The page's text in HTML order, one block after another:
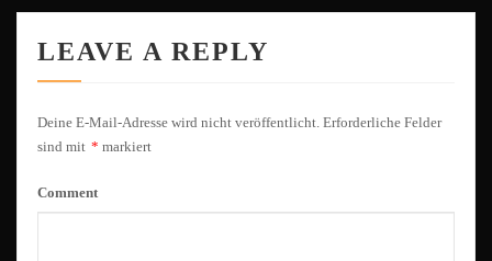
LEAVE A REPLY
Deine E-Mail-Adresse wird nicht veröffentlicht. Erforderliche Felder
sind mit * markiert
Comment